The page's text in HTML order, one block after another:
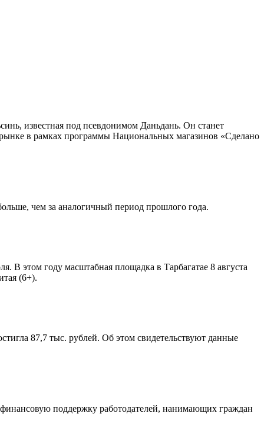
известная под псевдонимом Даньдань. Он станет
в рамках программы Национальных магазинов «Сделано
чем за аналогичный период прошлого года.
В этом году масштабная площадка в Тарбагатае 8 августа
(6+).
87,7 тыс. рублей. Об этом свидетельствуют данные
поддержку работодателей, нанимающих граждан